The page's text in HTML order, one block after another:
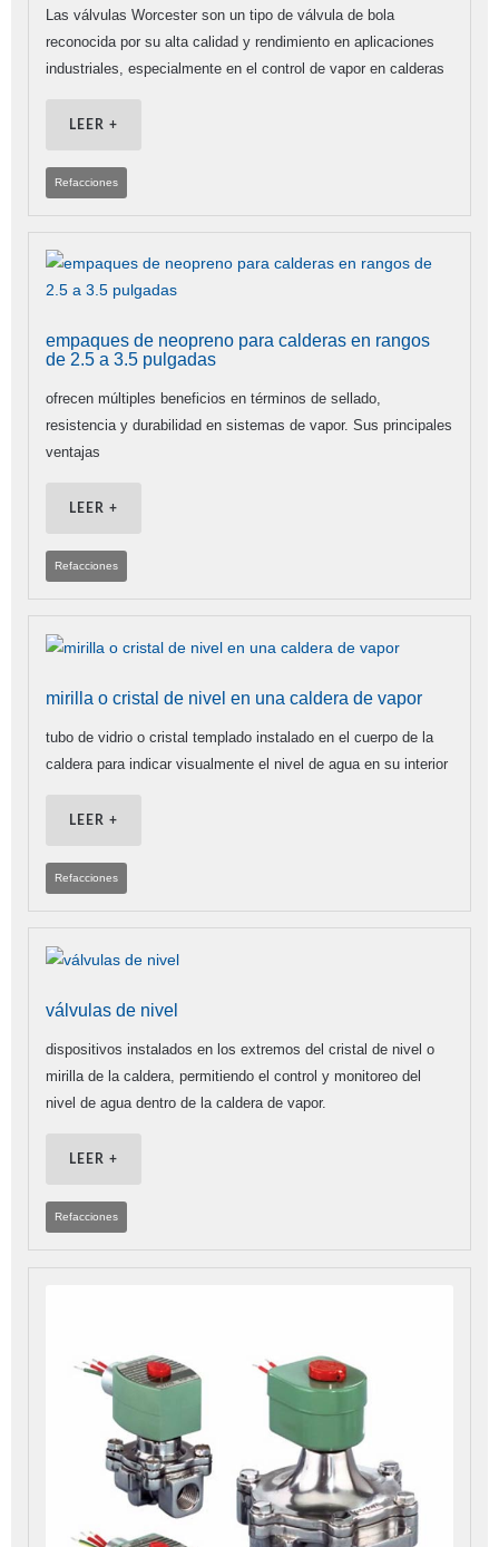
Las válvulas Worcester son un tipo de válvula de bola
reconocida por su alta calidad y rendimiento en aplicaciones
industriales, especialmente en el control de vapor en calderas
LEER +
Refacciones
empaques de neopreno para calderas en rangos
de 2.5 a 3.5 pulgadas
ofrecen múltiples beneficios en términos de sellado,
resistencia y durabilidad en sistemas de vapor. Sus principales
ventajas
LEER +
Refacciones
mirilla o cristal de nivel en una caldera de vapor
tubo de vidrio o cristal templado instalado en el cuerpo de la
caldera para indicar visualmente el nivel de agua en su interior
LEER +
Refacciones
válvulas de nivel
dispositivos instalados en los extremos del cristal de nivel o
mirilla de la caldera, permitiendo el control y monitoreo del
nivel de agua dentro de la caldera de vapor.
LEER +
Refacciones